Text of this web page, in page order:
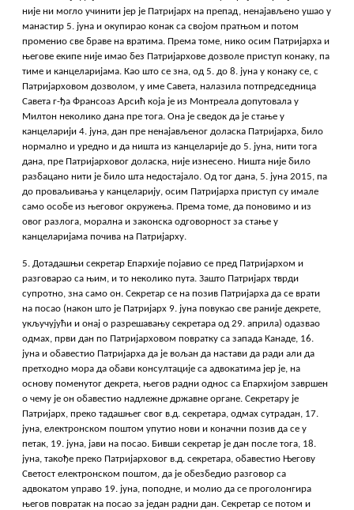
није ни могло учинити јер је Патријарх на препад, ненајављено ушао у
манастир 5. јуна и окупирао конак са својом пратњом и потом
променио све браве на вратима. Према томе, нико осим Патријарха и
његове екипе није имао без Патријархове дозволе приступ конаку, па
тиме и канцеларијама. Као што се зна, од 5. до 8. јуна у конаку се, с
Патријарховом дозволом, у име Савета, налазила потпредседница
Савета г-ђа Франсоаз Арсић која је из Монтреала допутовала у
Милтон неколико дана пре тога. Она је сведок да је стање у
канцеларији 4. јуна, дан пре ненајављеног доласка Патријарха, било
нормално и уредно и да ништа из канцеларије до 5. јуна, нити тога
дана, пре Патријарховог доласка, није изнесено. Ништа није било
разбацано нити је било шта недостајало. Од тог дана, 5. јуна 2015, па
до проваљивања у канцеларију, осим Патријарха приступ су имале
само особе из његовог окружења. Према томе, да поновимо и из
овог разлога, морална и законска одговорност за стање у
канцеларијама почива на Патријарху.
5. Дотадашњи секретар Епархије појавио се пред Патријархом и
разговарао са њим, и то неколико пута. Зашто Патријарх тврди
супротно, зна само он. Секретар се на позив Патријарха да се врати
на посао (након што је Патријарх 9. јуна повукао све раније декрете,
укључујући и онај о разрешавању секретара од 29. априла) одазвао
одмах, први дан по Патријарховом повратку са запада Канаде, 16.
јуна и обавестио Патријарха да је вољан да настави да ради али да
претходно мора да обави консултације са адвокатима јер је, на
основу поменутог декрета, његов радни однос са Епархијом завршен
о чему је он обавестио надлежне државне органе. Секретару је
Патријарх, преко тадашњег свог в.д. секретара, одмах сутрадан, 17.
јуна, електронском поштом упутио нови и коначни позив да се у
петак, 19. јуна, јави на посао. Бивши секретар је дан после тога, 18.
јуна, такође преко Патријарховог в.д. секретара, обавестио Његову
Светост електронском поштом, да је обезбедио разговор са
адвокатом управо 19. јуна, поподне, и молио да се проголонгира
његов повратак на посао за један радни дан. Секретар се потом и